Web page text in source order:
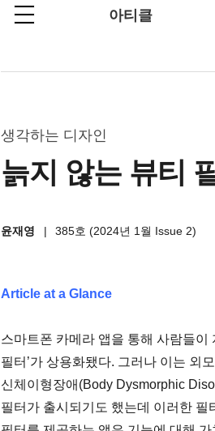
아티클
생각하는 디자인
늙지 않는 뷰티
윤재영 | 385호 (2024년 1월 Issue 2)
Article at a Glance
스마트폰 카메라 앱을 통해 사람들이
필터’가 상용화됐다. 그러나 이는 외
신체이형장애(Body Dysmorphic
필터가 출시되기도 했는데 이러한 필